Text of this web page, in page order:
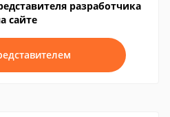
разработчика
сайте